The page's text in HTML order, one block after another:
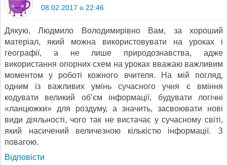
08.02.2017 о 22:46
Дякую, Людмило Володимирівно Вам, за хороший
матеріал, який можна використовувати на уроках і
географії, а не лише природознавства, адже
використання опорних схем на уроках вважаю важливим
моментом у роботі кожного вчителя. На мій погляд,
одним із важливих умінь сучасного учня є вміння
кодувати великий об’єм інформації, будувати логічні
«ланцюжки» для роздуму, а значить, засвоювати нові
види діяльності, чого так не вистачає у сучасному світі,
який насичений величезною кількістю інформації. З
повагою.
Відповіcти